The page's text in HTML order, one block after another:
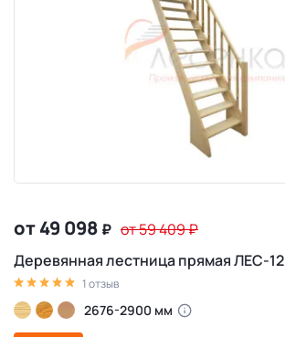
от 49 098 ₽ от 59 409₽
Деревянная лестница прямая ЛЕС-12
1 отзыв
2676-2900 мм